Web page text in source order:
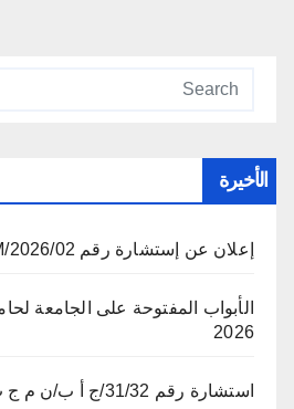
الأخيرة
إعلان عن إستشارة رقم 02/UOEB/BM/2026
الأبواب المفتوحة على الجامعة
2026
استشارة رقم 31/32/ج أ ب/ن م ج ت ع ب/2026